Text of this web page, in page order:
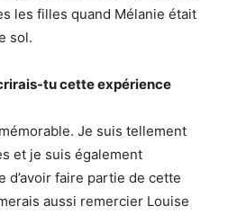
les filles quand Mélanie était
sol.
tu cette expérience
Je suis tellement
et je suis également
faire partie de cette
aussi remercier Louise